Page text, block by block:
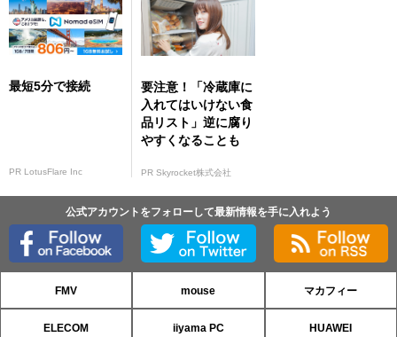
最短5分で接続
PR LotusFlare Inc
要注意！「冷蔵庫に
入れてはいけない食
品リスト」逆に腐り
やすくなることも
PR Skyrocket株式会社
公式アカウントをフォローして最新情報を手に入れよう
FMV mouse マカフィー
ELECOM iiyama PC HUAWEI